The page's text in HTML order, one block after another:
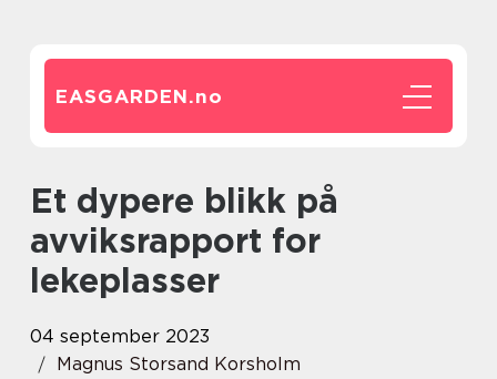
EASGARDEN.no
Et dypere blikk på
avviksrapport for
lekeplasser
04 september 2023
Magnus Storsand Korsholm